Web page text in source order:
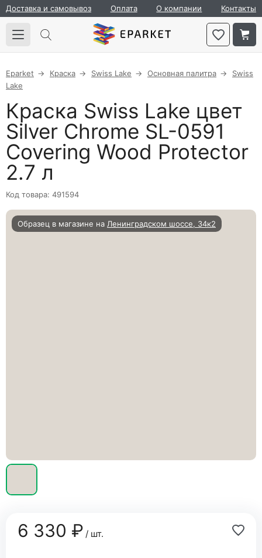
Доставка и самовывоз Оплата О компании Контакты
Eparket Краска Swiss Lake Основная палитра
Swiss
Lake
Краска Swiss Lake цвет
Silver Chrome SL-0591
Covering Wood Protector
2.7 л
Код товара: 491594
Образец в магазине на Ленинградском шоссе, 34к2
6 330 ₽/ шт.